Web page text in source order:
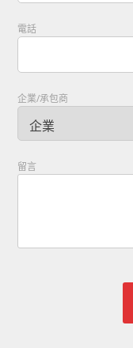
電話
企業/承包商
留言